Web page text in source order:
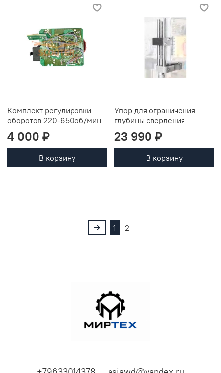
Комплект регулировки
оборотов 220-650об/мин
4 000 ₽
В корзину
Упор для ограничения
глубины сверления
23 990 ₽
В корзину
1 2